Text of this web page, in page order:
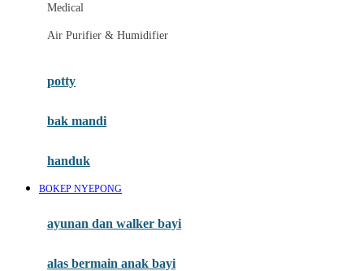
Micro
MiDeer
Moby
My Buddy Tag
My K
Medical
Air Purifier & Humidifier
potty
bak mandi
handuk
BOKEP NYEPONG
ayunan dan walker bayi
alas bermain anak bayi